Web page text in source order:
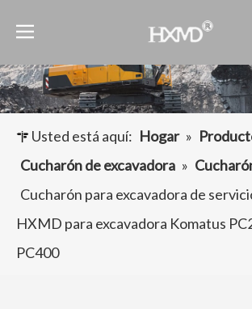
Usted está aquí: Hogar »
Cucharón de excavadora »
Cucharón para excavadora de
HXMD para excavadora Komatus
PC400